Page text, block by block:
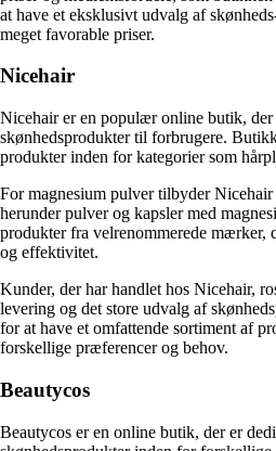
at have et eksklusivt udvalg af
meget favorable priser.
Nicehair
Nicehair er en populær online butik,
skønhedsprodukter til forbrugere.
produkter inden for kategorier som
For magnesium pulver tilbyder
herunder pulver og kapsler med
produkter fra velrenommerede mærker,
og effektivitet.
Kunder, der har handlet hos Nicehair,
levering og det store udvalg af
for at have et omfattende sortiment af
forskellige præferencer og behov.
Beautycos
Beautycos er en online butik, der er